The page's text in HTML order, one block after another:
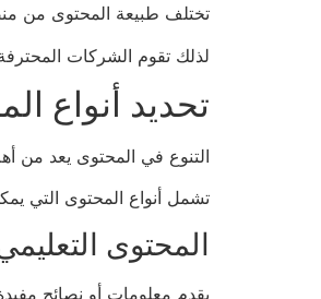
تختلف طبيعة المحتوى من
لذلك تقوم الشركات
تحديد أنواع
التنوع في المحتوى يعد من
تشمل أنواع المحتوى التي
المحتوى
يقدم معلومات أو نصائح